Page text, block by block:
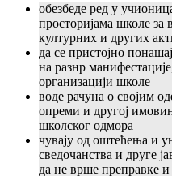
обезбеде ред у
просторијама школе за
културних и других
да се пристојно
на разнр
организацији школе
воде рачуна о својим
опреми и другој
школског одмора
чувају од оштећења и
сведочанства и друге
да не врше преправке